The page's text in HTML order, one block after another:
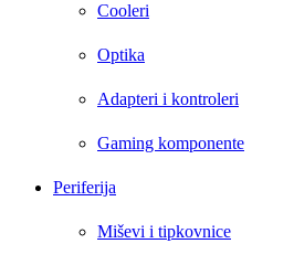
Cooleri
Optika
Adapteri i kontroleri
Gaming komponente
Periferija
Miševi i tipkovnice